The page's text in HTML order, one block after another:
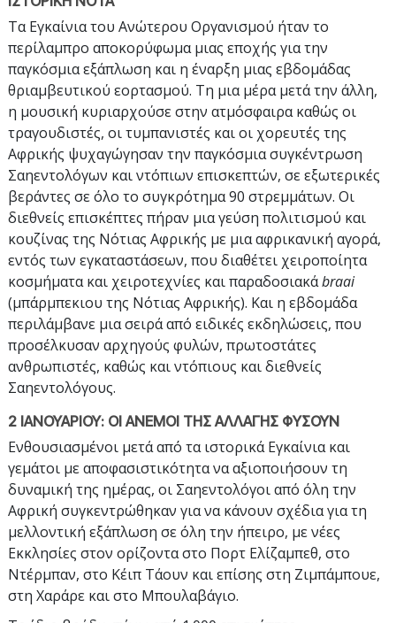
Τα Εγκαίνια του Ανώτερου Οργανισμού ήταν το
περίλαμπρο αποκορύφωμα μιας εποχής για την
παγκόσμια εξάπλωση και η έναρξη μιας εβδομάδας
θριαμβευτικού εορτασμού. Τη μια μέρα μετά την άλλη,
η μουσική κυριαρχούσε στην ατμόσφαιρα καθώς οι
τραγουδιστές, οι τυμπανιστές και οι χορευτές της
Αφρικής ψυχαγώγησαν την παγκόσμια συγκέντρωση
Σαηεντολόγων και ντόπιων επισκεπτών, σε εξωτερικές
βεράντες σε όλο το συγκρότημα 90 στρεμμάτων. Οι
διεθνείς επισκέπτες πήραν μια γεύση πολιτισμού και
κουζίνας της Νότιας Αφρικής με μια αφρικανική αγορά,
εντός των εγκαταστάσεων, που διαθέτει χειροποίητα
κοσμήματα και χειροτεχνίες και παραδοσιακάbraai
(μπάρμπεκιου της Νότιας Αφρικής). Και η εβδομάδα
περιλάμβανε μια σειρά από ειδικές εκδηλώσεις, που
προσέλκυσαν αρχηγούς φυλών, πρωτοστάτες
ανθρωπιστές, καθώς και ντόπιους και διεθνείς
Σαηεντολόγους.
2 ΙΑΝΟΥΑΡΙΟΥ: ΟΙ ΑΝΕΜΟΙ ΤΗΣ ΑΛΛΑΓΗΣ ΦΥΣΟΥΝ
Ενθουσιασμένοι μετά από τα ιστορικά Εγκαίνια και
γεμάτοι με αποφασιστικότητα να αξιοποιήσουν τη
δυναμική της ημέρας, οι Σαηεντολόγοι από όλη την
Αφρική συγκεντρώθηκαν για να κάνουν σχέδια για τη
μελλοντική εξάπλωση σε όλη την ήπειρο, με νέες
Εκκλησίες στον ορίζοντα στο Πορτ Ελίζαμπεθ, στο
Ντέρμπαν, στο Κέιπ Τάουν και επίσης στη Ζιμπάμπουε,
στη Χαράρε και στο Μπουλαβάγιο.